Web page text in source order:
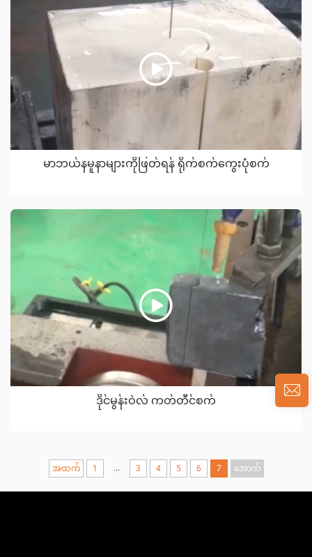
မာဘယ်နမူနာများကိုဖြတ်ရန် ရိုက်စက်ကွေးပုံစက်
ဒိုင်မွန်းဝဲလ် ကတ်တီင်စက်
အထက် 1 ... 3 4 5 6 7 အောက်